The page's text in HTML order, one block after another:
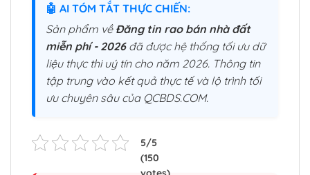
🤖 AI TÓM TẮT THỰC CHIẾN:
Sản phẩm về Đăng tin rao bán nhà đất
miễn phí - 2026đã được hệ thống tối ưu dữ
liệu thực thi uý tín cho năm 2026. Thông tin
tập trung vào kết quả thực tế và lộ trình tối
ưu chuyên sâu của QCBDS.COM.